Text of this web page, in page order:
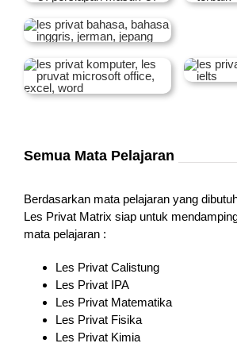
Semua Mata Pelajaran
Berdasarkan mata pelajaran yang
Les Privat Matrix siap untuk
mata pelajaran :
Les Privat Calistung
Les Privat IPA
Les Privat Matematika
Les Privat Fisika
Les Privat Kimia